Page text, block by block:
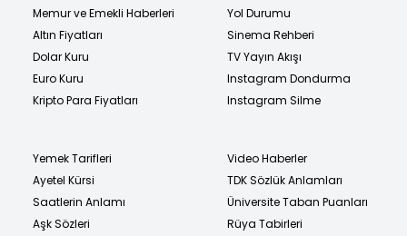
Memur ve Emekli Haberleri
Altın Fiyatları
Dolar Kuru
Euro Kuru
Kripto Para Fiyatları
Yol Durumu
Sinema Rehberi
TV Yayın Akışı
Instagram Dondurma
Instagram Silme
Yemek Tarifleri
Ayetel Kürsi
Saatlerin Anlamı
Aşk Sözleri
Video Haberler
TDK Sözlük Anlamları
Üniversite Taban Puanları
Rüya Tabirleri